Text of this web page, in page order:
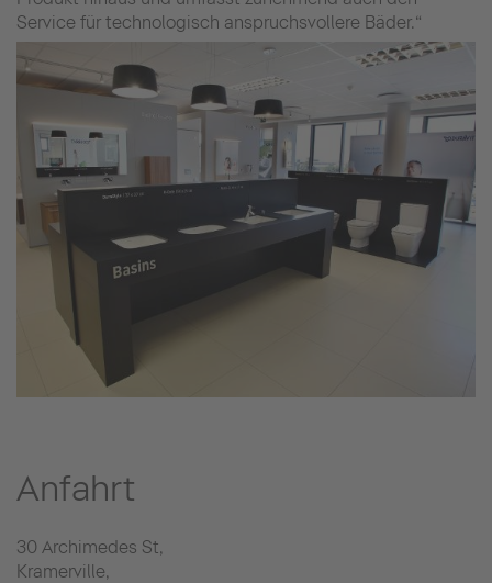
Service für technologisch anspruchsvollere Bäder.“
Anfahrt
30 Archimedes St,
Kramerville,